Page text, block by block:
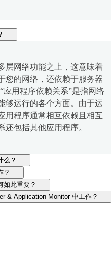
层网络功能之上，这意味着
您的网络，还依赖于服务器
应用程序依赖关系”是指网络
够运行的各个方面。由于运
用程序通常相互依赖且相互
还包括其他应用程序。
么？
？
如此重要？
& Application Monitor 中工作？